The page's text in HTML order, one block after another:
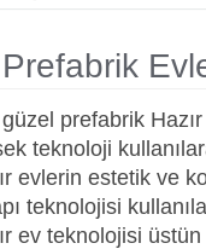
prefabrik
teknoloji
evlerin estetik ve
teknolojisi
ev teknolojisi